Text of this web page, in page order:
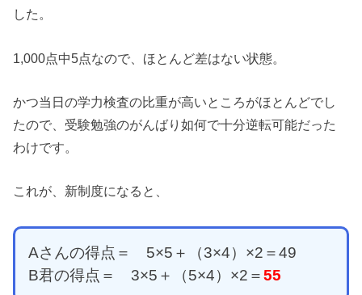
した。
1,000点中5点なので、ほとんど差はない状態。
かつ当日の学力検査の比重が高いところがほとんどでし
たので、受験勉強のがんばり如何で十分逆転可能だった
わけです。
これが、新制度になると、
Aさんの得点＝ 5×5＋（3×4）×2＝49
B君の得点＝ 3×5＋（5×4）×2＝55